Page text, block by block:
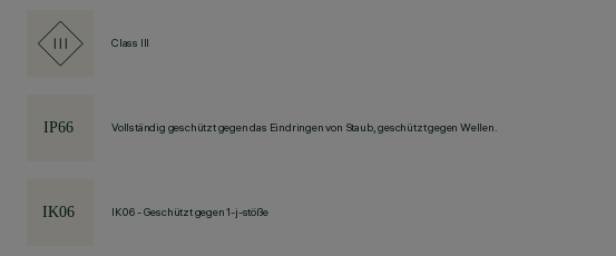
Class III
Vollständig geschützt gegen das Eindringen von Staub, geschützt gegen Wellen.
IK06 - Geschützt gegen 1-j-stöße